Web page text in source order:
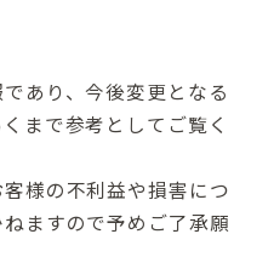
あり、今後変更となる
まで参考としてご覧く
様の不利益や損害につ
ますので予めご了承願